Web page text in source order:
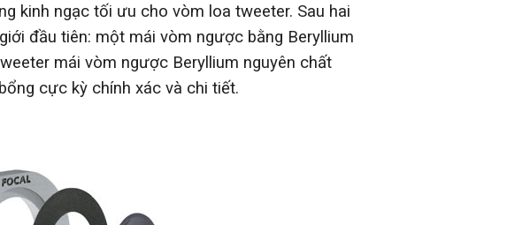
kinh ngạc tối ưu cho vòm loa tweeter. Sau hai
đầu tiên: một mái vòm ngược bằng Beryllium
mái vòm ngược Beryllium nguyên chất
cực kỳ chính xác và chi tiết.